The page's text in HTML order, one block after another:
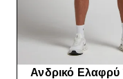
Ανδρικό Ελαφρύ